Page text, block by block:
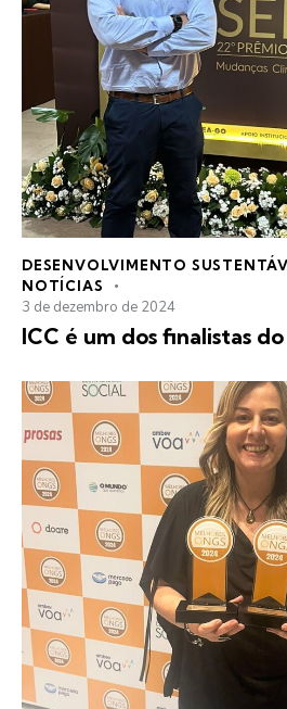
DESENVOLVIMENTO
NOTÍCIAS
3 de dezembro de 2024
ICC é um dos finalistas